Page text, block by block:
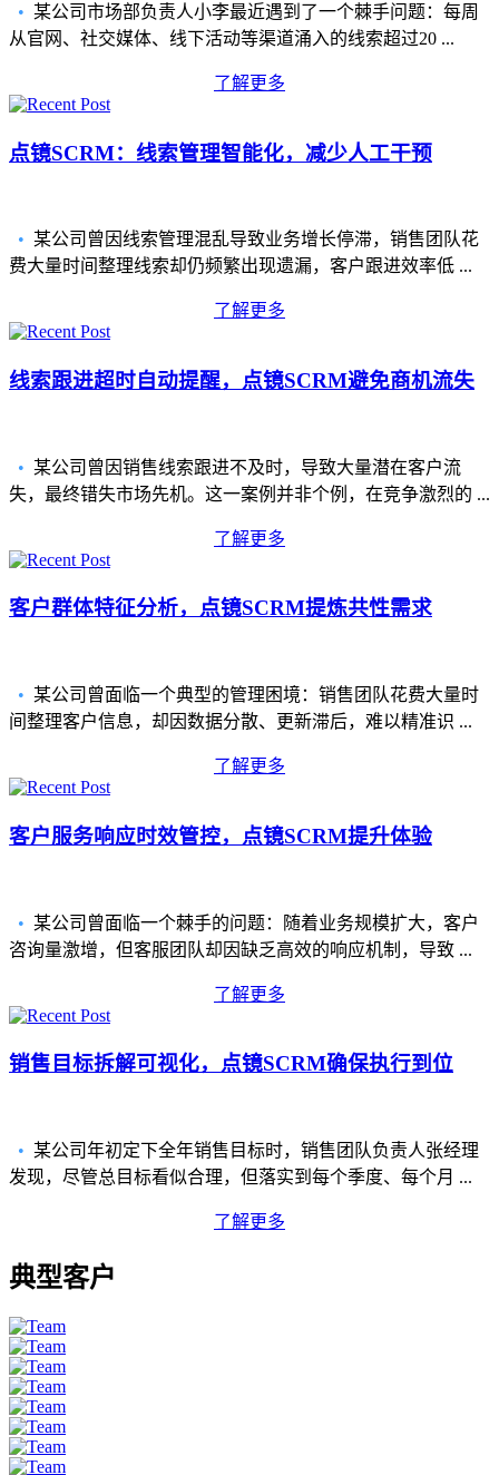
• 某公司市场部负责人小李最近遇到了一个棘手问题：每周
从官网、社交媒体、线下活动等渠道涌入的线索超过20 ...
了解更多
点镜SCRM：线索管理智能化，减少人工干预
• 某公司曾因线索管理混乱导致业务增长停滞，销售团队花
费大量时间整理线索却仍频繁出现遗漏，客户跟进效率低 ...
了解更多
线索跟进超时自动提醒，点镜SCRM避免商机流失
• 某公司曾因销售线索跟进不及时，导致大量潜在客户流
失，最终错失市场先机。这一案例并非个例，在竞争激烈的 ...
了解更多
客户群体特征分析，点镜SCRM提炼共性需求
• 某公司曾面临一个典型的管理困境：销售团队花费大量时
间整理客户信息，却因数据分散、更新滞后，难以精准识 ...
了解更多
客户服务响应时效管控，点镜SCRM提升体验
• 某公司曾面临一个棘手的问题：随着业务规模扩大，客户
咨询量激增，但客服团队却因缺乏高效的响应机制，导致 ...
了解更多
销售目标拆解可视化，点镜SCRM确保执行到位
• 某公司年初定下全年销售目标时，销售团队负责人张经理
发现，尽管总目标看似合理，但落实到每个季度、每个月 ...
了解更多
典型客户